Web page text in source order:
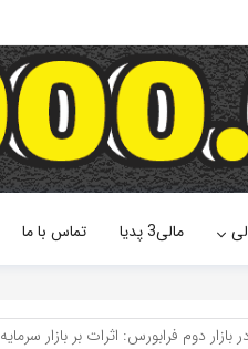
مالی3 پدیا تماس با ما
دوم فرابورس: اثرات بر بازار سرمایه